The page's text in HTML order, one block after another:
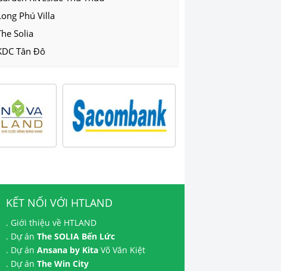
Phú Villa
Solia
Tân Đô
KẾT NỐI VỚI HTLAND
. Giới thiệu về HTLAND
. Dự án The SOLIA Bến Lức
. Dự án Ansana by Kita Võ Văn Kiệt
. Dự án The Win City